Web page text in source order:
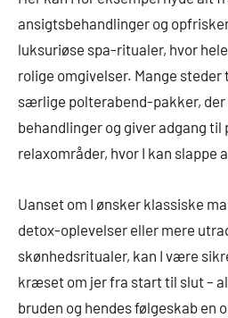
ansigtsbehandlinger og
luksuriøse spa-ritualer, hvor
rolige omgivelser. Mange steder
særlige polterabend-pakker,
behandlinger og giver adgang
relaxområder, hvor I kan slappe
Uanset om I ønsker klassiske
detox-oplevelser eller mere
skønhedsritualer, kan I være
kræset om jer fra start til slut –
bruden og hendes følgeskab en